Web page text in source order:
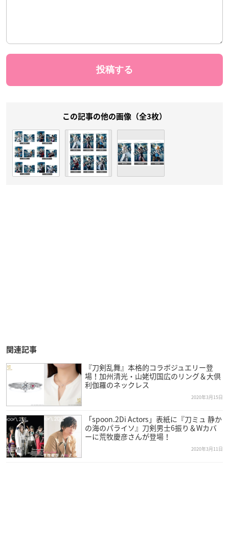
この記事の他の画像（全3枚）
関連記事
『刀剣乱舞』本格的コラボジュエリー登
場！加州清光・山姥切国広のリング＆大倶
利伽羅のネックレス
2020年3月15日
「spoon.2Di Actors」表紙に『刀ミュ 静か
の海のパライソ』刀剣男士6振り＆Wカバ
ーに荒牧慶彦さんが登場！
2020年3月11日